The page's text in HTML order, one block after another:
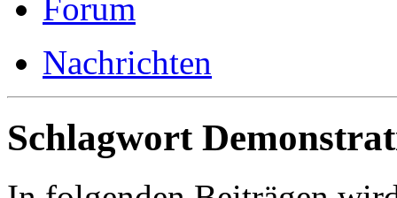
Forum
Nachrichten
Schlagwort